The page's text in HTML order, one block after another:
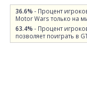
36.6% - Процент
Motor Wars только на
63.4% - Процент
позволяет поиграть в